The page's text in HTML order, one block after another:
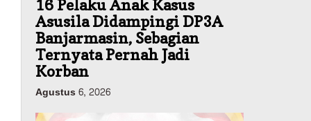
16 Pelaku Anak Kasus
Asusila Didampingi DP3A
Banjarmasin, Sebagian
Ternyata Pernah Jadi
Korban
Agustus 6, 2026